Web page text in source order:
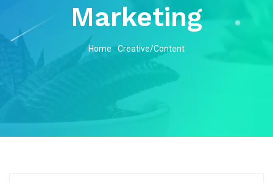
Marketing
Home Creative/Content